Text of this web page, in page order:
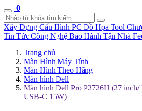
0
Xây Dựng Cấu Hình PC Đồ Họa Tool
Tin Tức Công Nghệ Bảo Hành Tận Nhà
Trang chủ
Màn Hình Máy Tính
Màn Hình Theo Hãng
Màn hình Dell
Màn hình Dell Pro P2726H (27
USB-C 15W)